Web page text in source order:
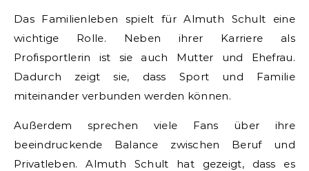
Das Familienleben spielt für Almuth Schult eine
wichtige Rolle. Neben ihrer Karriere als
Profisportlerin ist sie auch Mutter und Ehefrau.
Dadurch zeigt sie, dass Sport und Familie
miteinander verbunden werden können.
Außerdem sprechen viele Fans über ihre
beeindruckende Balance zwischen Beruf und
Privatleben. Almuth Schult hat gezeigt, dass es